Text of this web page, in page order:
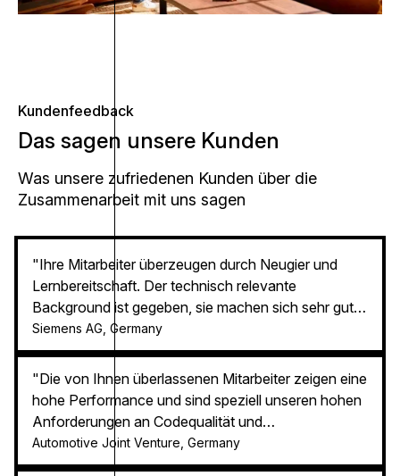
Kundenfeedback
Das sagen unsere Kunden
Was unsere zufriedenen Kunden über die
Zusammenarbeit mit uns sagen
"Ihre Mitarbeiter überzeugen durch Neugier und
Lernbereitschaft. Der technisch relevante
Background ist gegeben, sie machen sich sehr gut
im Team und sind bereits nach einer relativ kurzen
Einarbeitungszeit voll einsetzbar. Besonders die
offene Kommunikation ist zu erwähnen, in meinem
Umfeld ein wesentlicher Faktor für langfristigen
Erfolg."
Siemens AG, Germany
"Die von Ihnen überlassenen Mitarbeiter zeigen eine
hohe Performance und sind speziell unseren hohen
Anforderungen an Codequalität und
Wiederverwendbarkeit innerhalb des Frameworks
gewachsen. Wir werden Ihre Mitarbeiter nach der
Automotive Joint Venture, Germany